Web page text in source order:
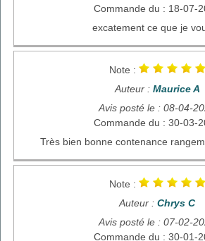
Commande du : 18-07-
excatement ce que je
Note :
Auteur : Maurice A
Avis posté le : 08-04-
Commande du : 30-03-
Très bien bonne contenance
Note :
Auteur : Chrys C
Avis posté le : 07-02-
Commande du : 30-01-